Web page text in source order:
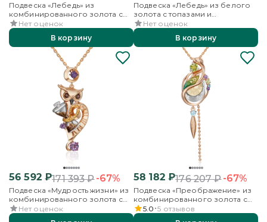
Подвеска «Лебедь» из
комбинированного золота с
топазами и бесцветными
топазами
Нет оценок
В корзину
Подвеска «Лебедь» из белого
золота с топазами и
бесцветными топазами
Нет оценок
В корзину
56 592₽171 393₽-67%
Подвеска «Мудрость жизни» из
комбинированного золота с
аметистами, кварцем дымчатым
и эмалью
Нет оценок
58 182₽176 207₽-67%
Подвеска «Преображение» из
комбинированного золота с
миксом камней и эмалью
5.0 5 отзывов